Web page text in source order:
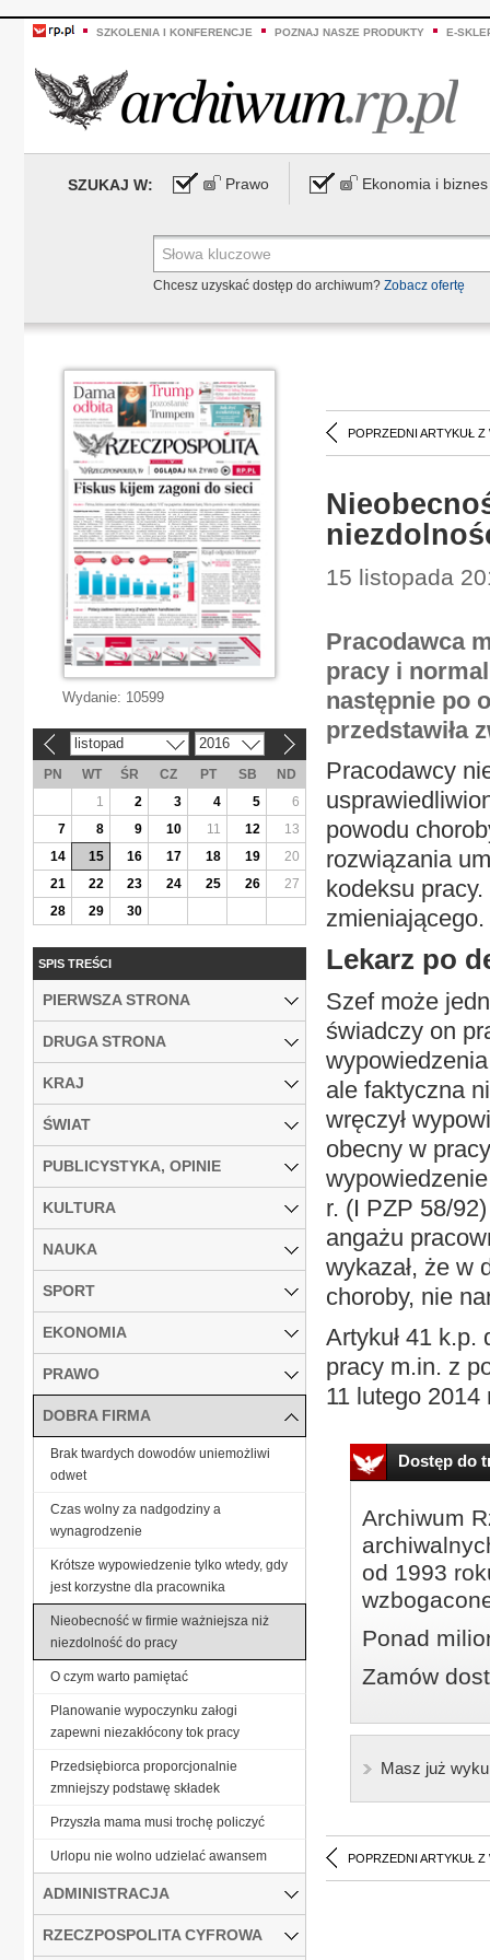
SZKOLENIA I KONFERENCJE POZNAJ NASZE PRODUKTY E-
SZUKAJ W: Prawo Ekonomia i biznes
Chcesz uzyskać dostęp do archiwum? Zobacz ofertę
POPRZEDNI ARTYKUŁ Z
15 listopada
Pracodawca
pracy i
następnie po
przedstawiła
Pracodawcy
powodu
rozwiązania
kodeksu
zmieniającego.
Lekarz po
Szef może
świadczy on
ale faktyczna
wręczył
obecny w
r. (I PZP 58/
angażu
wykazał, że w
choroby, nie
Artykuł 41
pracy m.in. z
11 lutego 2014
Dostęp do
Archiwum
od 1993
Ponad
Zamów
Masz już
POPRZEDNI ARTYKUŁ Z
Wydanie: 10599
listopad 2016
PN WT ŚR CZ PT SB
ND
1
2 3 4 5
6
7
8 9 10 11 12
13
14
15 16 17 18 19
20
21
22 23 24 25 26
27
28
29 30
SPIS TREŚCI
PIERWSZA STRONA
DRUGA STRONA
KRAJ
ŚWIAT
PUBLICYSTYKA, OPINIE
KULTURA
NAUKA
SPORT
EKONOMIA
PRAWO
DOBRA FIRMA
Brak twardych dowodów uniemożliwi
odwet
Czas wolny za nadgodziny a
wynagrodzenie
Krótsze wypowiedzenie tylko wtedy, gdy
jest korzystne dla pracownika
Nieobecność w firmie ważniejsza niż
niezdolność do pracy
O czym warto pamiętać
Planowanie wypoczynku załogi
zapewni niezakłócony tok pracy
Przedsiębiorca proporcjonalnie
zmniejszy podstawę składek
Przyszła mama musi trochę policzyć
Urlopu nie wolno udzielać awansem
ADMINISTRACJA
RZECZPOSPOLITA CYFROWA